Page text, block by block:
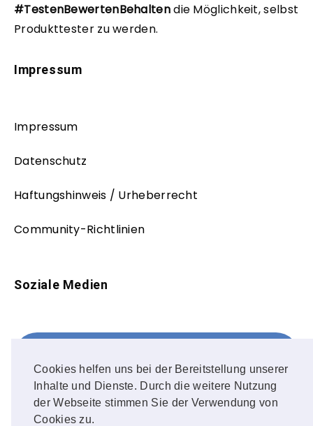
Cookies helfen uns bei der Bereitstellung unserer
Inhalte und Dienste. Durch die weitere Nutzung
der Webseite stimmen Sie der Verwendung von
Cookies zu.
#TestenBewertenBehaltendie Möglichkeit, selbst
Produkttester zu werden.
Impressum
Impressum
Datenschutz
Haftungshinweis / Urheberrecht
Community-Richtlinien
Soziale Medien
FOLLOW ME!
Instagram
OUR PHOTOS!